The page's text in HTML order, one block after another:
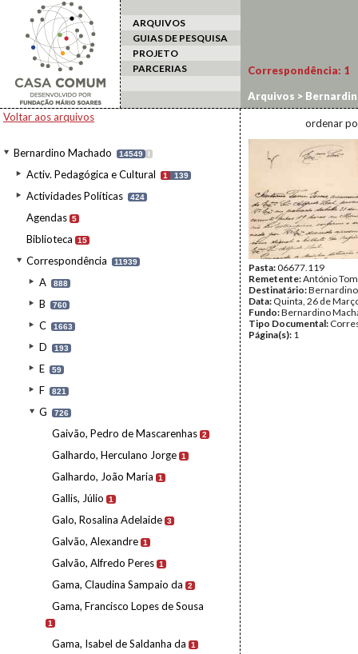
ARQUIVOS
GUIAS DE PESQUISA
PROJETO
PARCERIAS
Voltar aos arquivos
Bernardino Machado 14549 I
Activ. Pedagógica e Cultural 1 139
Actividades Políticas 424
Agendas 5
Biblioteca 15
Correspondência 11939
A 888
B 760
C 1663
D 193
E 59
F 821
G 726
Gaivão, Pedro de Mascarenhas 2
Galhardo, Herculano Jorge 1
Galhardo, João Maria 1
Gallis, Júlio 1
Galo, Rosalina Adelaide 3
Galvão, Alexandre 1
Galvão, Alfredo Peres 1
Gama, Claudina Sampaio da 2
Gama, Francisco Lopes de Sousa
1
Gama, Isabel de Saldanha da 1
Correspondência: 1
Arquivos >
ordenar
Pasta:06677.119
Remetente:António
Destinatário:
Data: Quinta, 26 de
Fundo:Bernardino
Tipo Documental:
Página(s): 1